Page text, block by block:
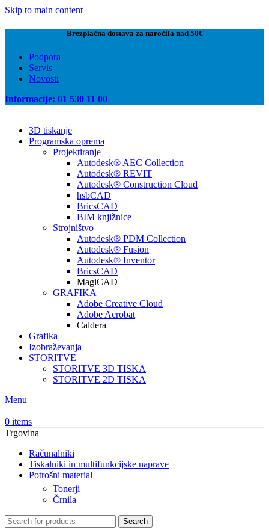
Skip to main content
Brezplačna dostava za naročila nad 50€
Podpora
Servis
Novosti
Informacije: 01 530 11 00
3D tiskanje
Programska oprema
Projektiranje
Autodesk® AEC Collection
Autodesk® REVIT
Autodesk® Construction Cloud
hsbCAD
BricsCAD
BIM knjižnice
Strojništvo
Autodesk® PDM Collection
Autodesk® Fusion
Autodesk® Inventor
BricsCAD
MagiCAD
GRAFIKA
Adobe Creative Cloud
Adobe Acrobat
Caldera
Grafika
Izobraževanja
STORITVE
STORITVE 3D TISKA
STORITVE 2D TISKA
Menu
0 items
Trgovina
Računalniki
Tiskalniki in multifunkcijske naprave
Potrošni material
Tonerji
Črnila
Search